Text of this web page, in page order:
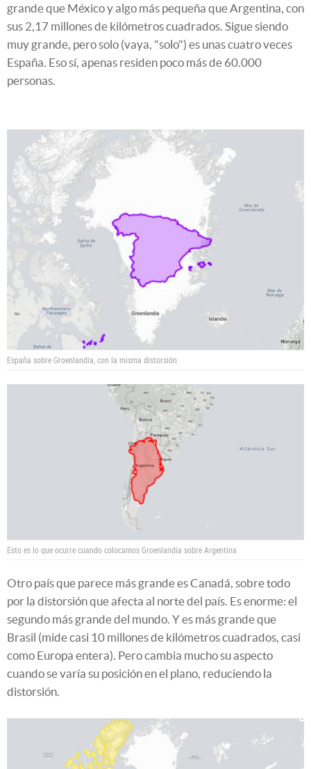
grande que México y algo más pequeña que Argentina, con
sus 2,17 millones de kilómetros cuadrados. Sigue siendo
muy grande, pero solo (vaya, "solo") es unas cuatro veces
España. Eso sí, apenas residen poco más de 60.000
personas.
España sobre Groenlandia, con la misma distorsión
Esto es lo que ocurre cuando colocamos Groenlandia sobre Argentina
Otro país que parece más grande es Canadá, sobre todo
por la distorsión que afecta al norte del país. Es enorme: el
segundo más grande del mundo. Y es más grande que
Brasil (mide casi 10 millones de kilómetros cuadrados, casi
como Europa entera). Pero cambia mucho su aspecto
cuando se varía su posición en el plano, reduciendo la
distorsión.